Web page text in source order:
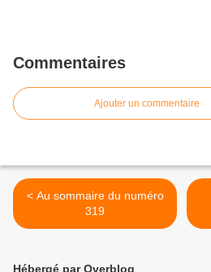
Commentaires
Ajouter un commentaire
< Au sommaire du numéro
319
Hébergé par Overblog